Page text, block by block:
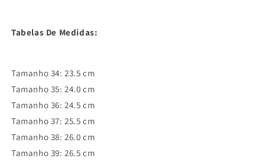
Tabelas De Medidas:
Tamanho 34: 23.5 cm
Tamanho 35: 24.0 cm
Tamanho 36: 24.5 cm
Tamanho 37: 25.5 cm
Tamanho 38: 26.0 cm
Tamanho 39: 26.5 cm